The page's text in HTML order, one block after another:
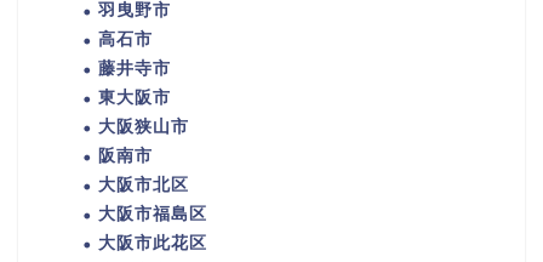
羽曳野市
高石市
藤井寺市
東大阪市
大阪狭山市
阪南市
大阪市北区
大阪市福島区
大阪市此花区